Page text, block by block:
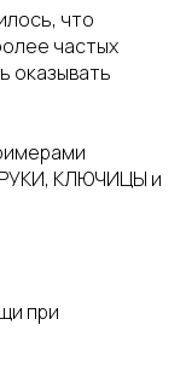
что
частых
оказывать
РУКИ, КЛЮЧИЦЫ и
при